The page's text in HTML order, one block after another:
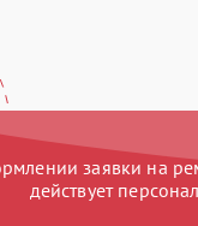
заявки на
действует